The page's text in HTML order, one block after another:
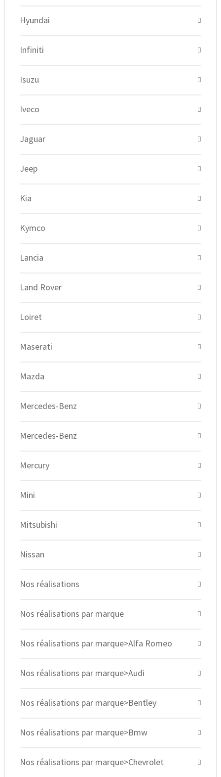
Hyundai
Infiniti
Isuzu
Iveco
Jaguar
Jeep
Kia
Kymco
Lancia
Land Rover
Loiret
Maserati
Mazda
Mercedes-Benz
Mercedes-Benz
Mercury
Mini
Mitsubishi
Nissan
Nos réalisations
Nos réalisations par marque
Nos réalisations par marque>Alfa Romeo
Nos réalisations par marque>Audi
Nos réalisations par marque>Bentley
Nos réalisations par marque>Bmw
Nos réalisations par marque>Chevrolet